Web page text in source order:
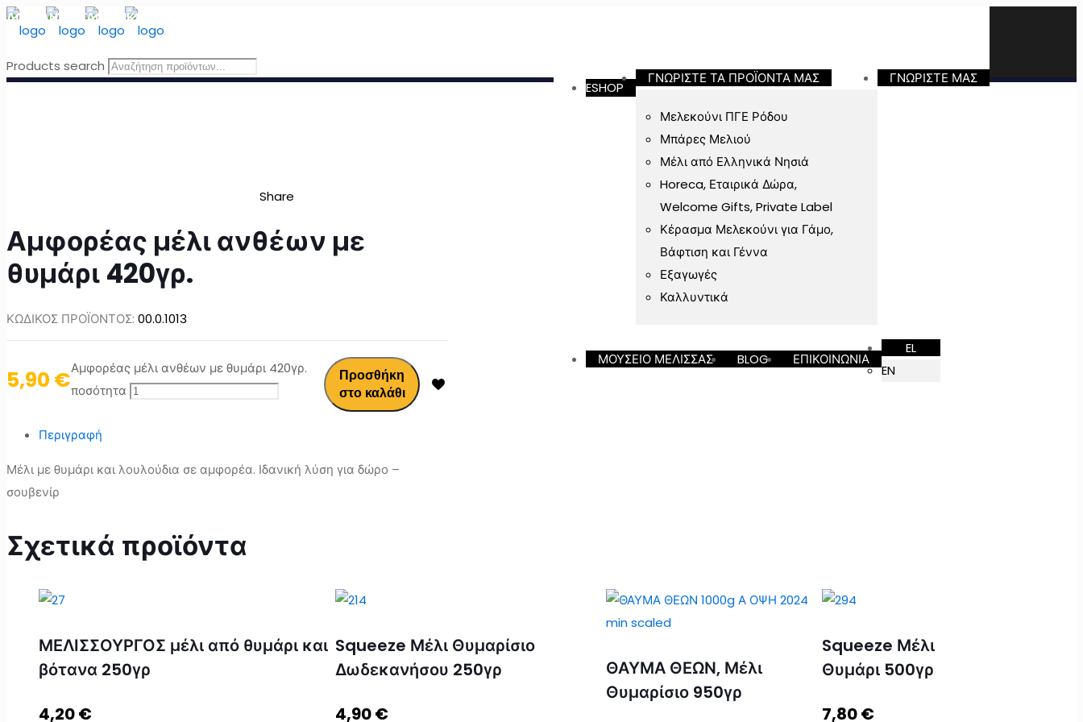
ΔΩΡΕΑΝ ΜΕΤΑΦΟΡΙΚΑ
ESHOP
ΓΝΩΡΙΣΤΕ ΤΑ ΠΡΟΪΟΝΤΑ ΜΑΣ
Μελεκούνι ΠΓΕ Ρόδου
Μπάρες Μελιού
Μέλι από Ελληνικά Νησιά
Horeca, Εταιρικά Δώρα,
Welcome Gifts, Private Label
Κέρασμα Μελεκούνι για Γάμο,
Βάφτιση και Γέννα
Εξαγωγές
Καλλυντικά
ΓΝΩΡΙΣΤΕ ΜΑΣ
ΜΟΥΣΕΙΟ ΜΕΛΙΣΣΑΣ BLOG ΕΠΙΚΟΙΝΩΝΙΑ
EL
EN
Products search
Share
Αμφορέας μέλι ανθέων με
θυμάρι 420γρ.
ΚΩΔΙΚΟΣ ΠΡΟΪΟΝΤΟΣ: 00.0.1013
5,90 €Αμφορέας μέλι ανθέων με θυμάρι 420γρ.
ποσότητα
Προσθήκη
στο καλάθι
Περιγραφή
Μέλι με θυμάρι και λουλούδια σε αμφορέα. Ιδανική λύση για δώρο –
σουβενίρ
Σχετικά προϊόντα
ΜΕΛΙΣΣΟΥΡΓΟΣ μέλι από θυμάρι και
βότανα 250γρ
4,20€
Squeeze Μέλι Θυμαρίσιο
Δωδεκανήσου 250γρ
4,90€
ΘΑΥΜΑ ΘΕΩΝ, Μέλι
Θυμαρίσιο 950γρ
Squeeze Μέλι
Θυμάρι 500γρ
7,80€